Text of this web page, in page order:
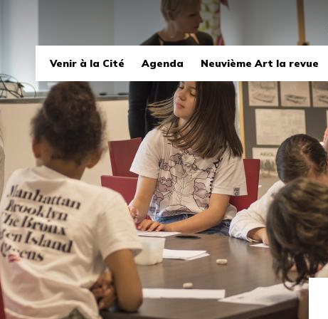
principale
Venir à la Cité Agenda Neuvième Art la revue